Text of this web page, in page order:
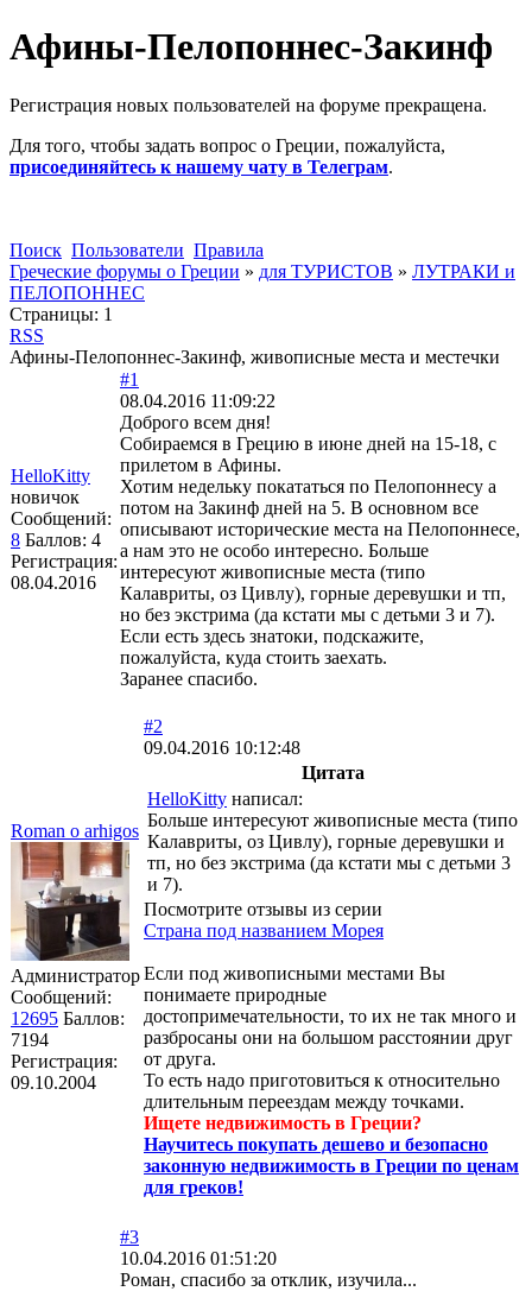
Афины-Пелопоннес-Закинф
Регистрация новых пользователей на форуме прекращена.
Для того, чтобы задать вопрос о Греции, пожалуйста,
присоединяйтесь к нашему чату в Телеграм.
Поиск Пользователи Правила
Греческие форумы о Греции » для ТУРИСТОВ » ЛУТРАКИ и
ПЕЛОПОННЕС
Страницы: 1
RSS
Афины-Пелопоннес-Закинф, живописные места и местечки
HelloKitty
новичок
Сообщений:
8 Баллов: 4
Регистрация:
08.04.2016
#1
08.04.2016 11:09:22
Доброго всем дня!
Собираемся в Грецию в июне дней на 15-18, с
прилетом в Афины.
Хотим недельку покататься по Пелопоннесу а
потом на Закинф дней на 5. В основном все
описывают исторические места на Пелопоннесе,
а нам это не особо интересно. Больше
интересуют живописные места (типо
Калавриты, оз Цивлу), горные деревушки и тп,
но без экстрима (да кстати мы с детьми 3 и 7).
Если есть здесь знатоки, подскажите,
пожалуйста, куда стоить заехать.
Заранее спасибо.
Roman o arhigos
Администратор
Сообщений:
12695 Баллов:
7194
Регистрация:
09.10.2004
#2
09.04.2016 10:12:48
Цитата
HelloKitty написал:
Больше интересуют живописные места (типо
Калавриты, оз Цивлу), горные деревушки и
тп, но без экстрима (да кстати мы с детьми 3
и 7).
Посмотрите отзывы из серии
Страна под названием Морея
Если под живописными местами Вы
понимаете природные
достопримечательности, то их не так много и
разбросаны они на большом расстоянии друг
от друга.
То есть надо приготовиться к относительно
длительным переездам между точками.
Ищете недвижимость в Греции?
Научитесь покупать дешево и безопасно
законную недвижимость в Греции по ценам
для греков!
#3
10.04.2016 01:51:20
Роман, спасибо за отклик, изучила...